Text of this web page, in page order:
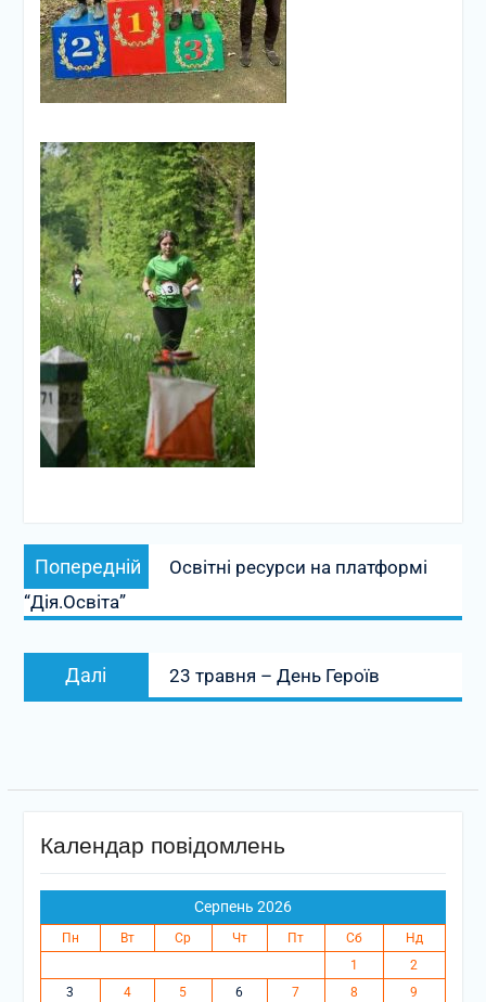
Навігація
записів
Попередній
Попередній
запис:
Освітні ресурси на платформі
“Дія.Освіта”
Далі
запис:
23 травня – День Героїв
Календар повідомлень
Серпень 2026
Пн Вт Ср Чт Пт Сб
Нд
1
2
3
4 5 6 7 8
9